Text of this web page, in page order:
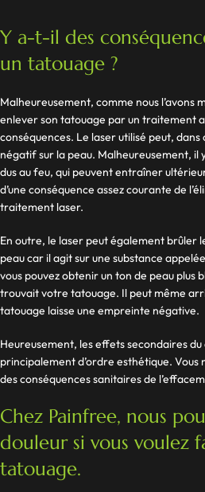
Y a-t-il des
un tatouage ?
Malheureusement, comme nous l’avons
enlever son tatouage par un traitement
conséquences. Le laser utilisé peut,
négatif sur la peau. Malheureusement, il
dus au feu, qui peuvent entraîner
d’une conséquence assez courante de
traitement laser.
En outre, le laser peut également brûler
peau car il agit sur une substance
vous pouvez obtenir un ton de peau plus
trouvait votre tatouage. Il peut même
tatouage laisse une empreinte négative.
Heureusement, les effets secondaires
principalement d’ordre esthétique. Vous
des conséquences sanitaires de
Chez Painfree, nous
douleur si vous voulez
tatouage.